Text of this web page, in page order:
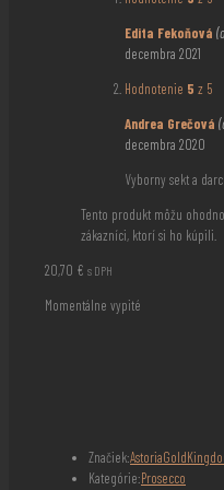
Edita Fekoňová
decembra 2021
Hodnotenie 5 z 5
Andrea Grečová
decembra 2020
Vyborny sekt a
Tento produkt môžu
zákazníci, ktorí si ho kúpili.
20,70 € s DPH
Momentálne vypité
Značiek:AstoriaGold
Kategórie:Prosecco